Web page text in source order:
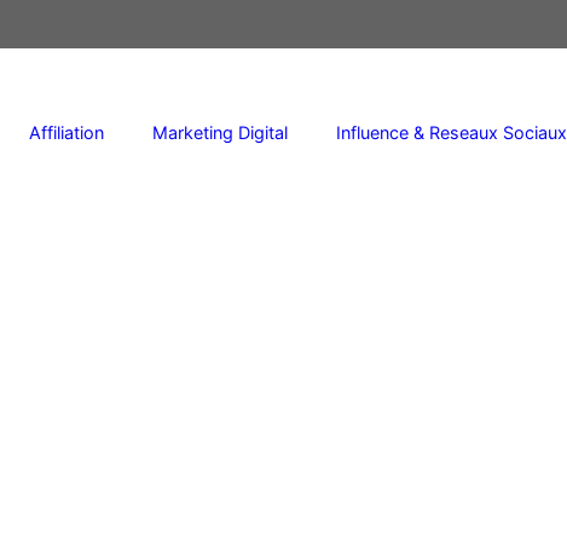
Affiliation Marketing Digital Influence & Reseaux Sociaux